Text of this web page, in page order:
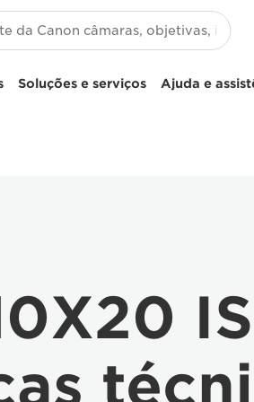
Soluções e serviços Ajuda e
IS